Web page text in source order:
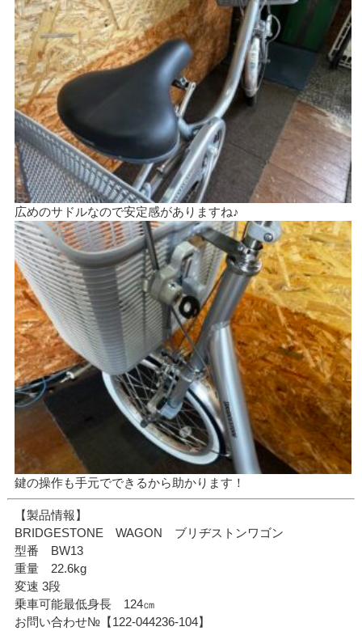
広めのサドルなので安定感がありますね♪
鍵の操作も手元でできるから助かります！
【製品情報】
BRIDGESTONE WAGON ブリヂストンワゴン
型番 BW13
重量 22.6kg
変速 3段
乗車可能最低身長 124㎝
お問い合わせ№【122-044236-104】